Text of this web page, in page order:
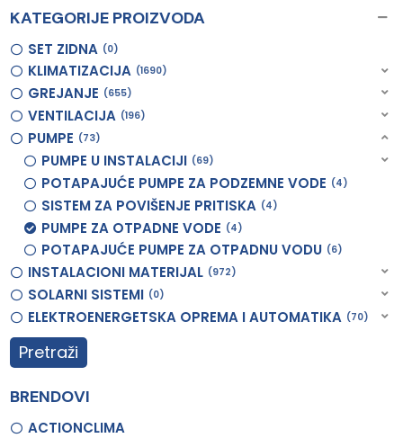
KATEGORIJE PROIZVODA
SET ZIDNA 0
KLIMATIZACIJA 1690
GREJANJE 655
VENTILACIJA 196
PUMPE 73
PUMPE U INSTALACIJI 69
POTAPAJUĆE PUMPE ZA PODZEMNE VODE 4
SISTEM ZA POVIŠENJE PRITISKA 4
PUMPE ZA OTPADNE VODE 4
POTAPAJUĆE PUMPE ZA OTPADNU VODU 6
INSTALACIONI MATERIJAL 972
SOLARNI SISTEMI 0
ELEKTROENERGETSKA OPREMA I AUTOMATIKA 70
Pretraži
BRENDOVI
ACTIONCLIMA